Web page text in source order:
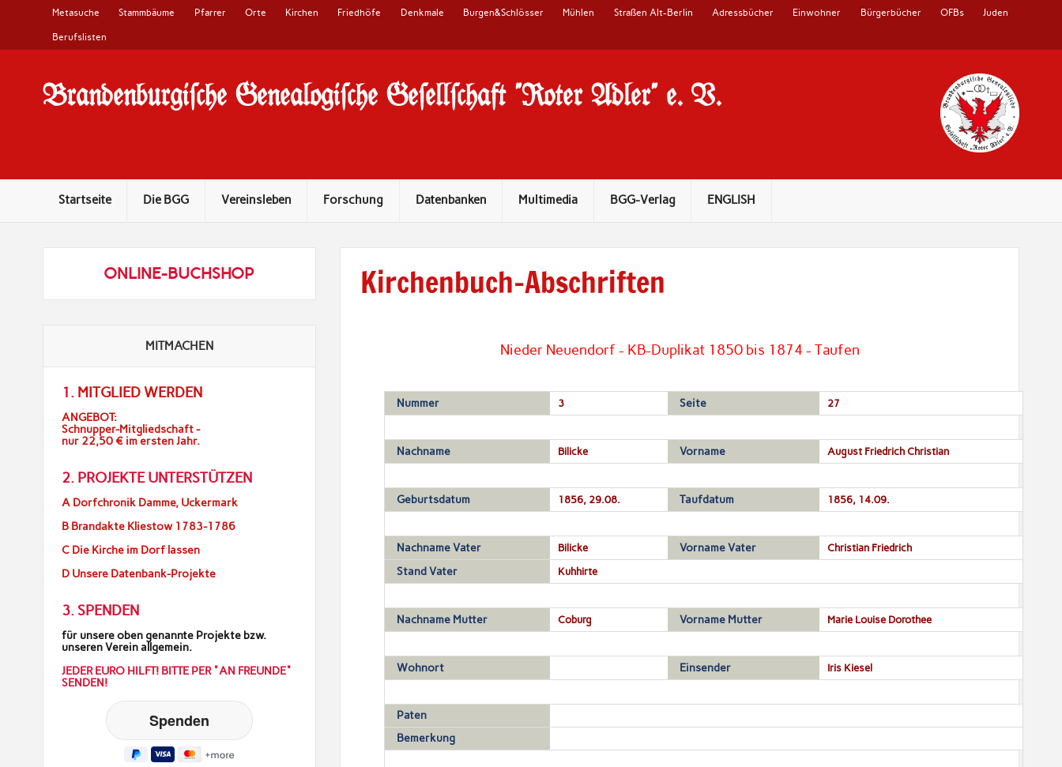
Metasuche Stammbäume Pfarrer Orte Kirchen Friedhöfe Denkmale Burgen&Schlösser Mühlen Straßen Alt-Berlin Adressbücher Einwohner Bürgerbücher OFBs Juden
Berufslisten
Brandenburgi#che Genealogi#che Ge#ell#chaft "Roter Adler" e. V.
Startseite Die BGG Vereinsleben Forschung Datenbanken Multimedia BGG-Verlag ENGLISH
Kirchenbuch-Abschriften
Nieder Neuendorf - KB-Duplikat 1850 bis 1874 - Taufen
Nummer 3 Seite 27
Nachname Bilicke Vorname August Friedrich Christian
Geburtsdatum 1856, 29.08. Taufdatum 1856, 14.09.
Nachname Vater Bilicke Vorname Vater Christian Friedrich
Stand Vater Kuhhirte
Nachname Mutter Coburg Vorname Mutter Marie Louise Dorothee
Wohnort Einsender Iris Kiesel
Paten
Bemerkung
ONLINE-BUCHSHOP
MITMACHEN
1. MITGLIED WERDEN
ANGEBOT:
Schnupper-Mitgliedschaft -
nur 22,50 € im ersten Jahr.
2. PROJEKTE UNTERSTÜTZEN
A Dorfchronik Damme, Uckermark
B Brandakte Kliestow 1783-1786
C Die Kirche im Dorf lassen
D Unsere Datenbank-Projekte
3. SPENDEN
für unsere oben genannte Projekte bzw.
unseren Verein allgemein.
JEDER EURO HILFT! BITTE PER "AN FREUNDE"
SENDEN!